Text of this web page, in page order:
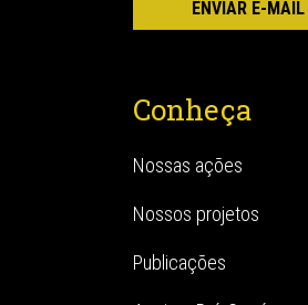
Conheça
Nossas ações
Nossos projetos
Publicações